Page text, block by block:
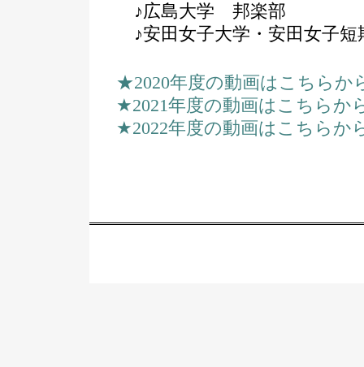
♪広島大学 邦楽部
♪安田女子大学・安田女子
★2020年度の動画はこちら
★2021年度の動画はこちらか
★2022年度の動画はこちらか